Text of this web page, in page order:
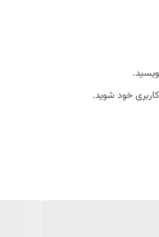
(لوگو) روی تیشرت وجود دارد
خود شوید.